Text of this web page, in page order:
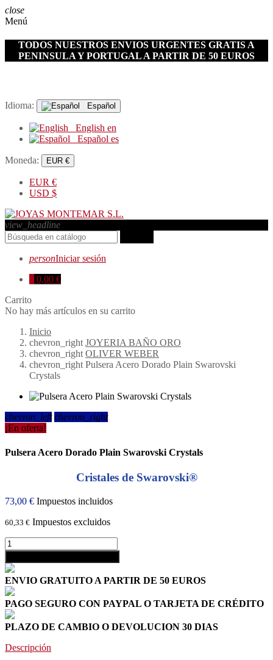
close
Menú
TODOS NUESTROS ENVIOS URGENTES GRATIS A
PENINSULA Y PORTUGAL A PARTIR DE 50 EUROS
Idioma: Español
English en
Español es
Moneda: EUR €
EUR €
USD $
view_headline
personIniciar sesión
0,00 €
Carrito
No hay más artículos en su carrito
Inicio
chevron_right JOYERIA BAÑO ORO
chevron_right OLIVER WEBER
chevron_right Pulsera Acero Dorado Plain Swarovski
Crystals
chevron_left chevron_right
¡En oferta!
Pulsera Acero Dorado Plain Swarovski Crystals
Cristales de Swarovski®
73,00 € Impuestos incluidos
60,33 € Impuestos excluidos
ENVIO GRATUITO A PARTIR DE 50 EUROS
PAGO SEGURO CON PAYPAL O TARJETA DE CRÉDITO
PLAZO DE CAMBIO O DEVOLUCION 30 DIAS
Descripción